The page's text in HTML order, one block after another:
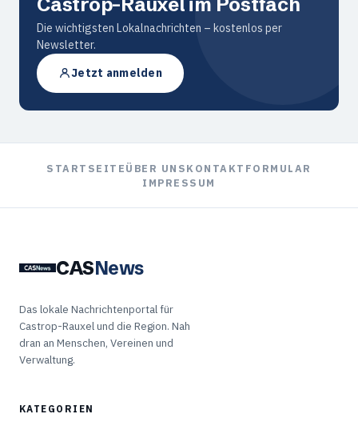
Die wichtigsten Lokalnachrichten – kostenlos per
Newsletter.
Jetzt anmelden
STARTSEITEÜBER UNSKONTAKTFORMULAR
IMPRESSUM
CASNews
Das lokale Nachrichtenportal für
Castrop-Rauxel und die Region. Nah
dran an Menschen, Vereinen und
Verwaltung.
KATEGORIEN